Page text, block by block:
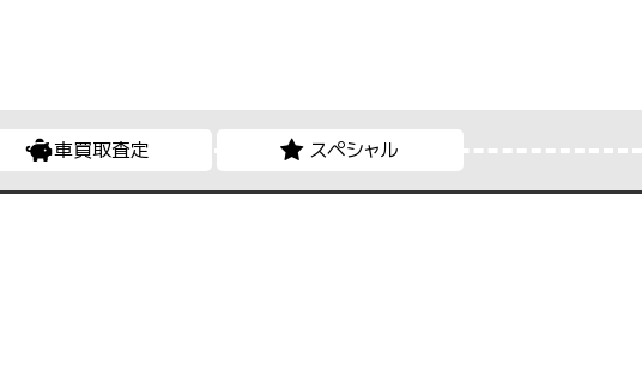
車買取査定 スペシャル